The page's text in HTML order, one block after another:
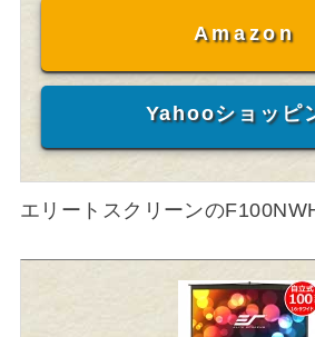
Amazon
Yahooショッピ
エリートスクリーンの